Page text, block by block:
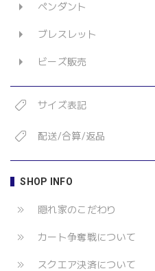
ペンダント
ブレスレット
ビーズ販売
サイズ表記
配送/合算/返品
SHOP INFO
隠れ家のこだわり
カート争奪戦について
スクエア決済について